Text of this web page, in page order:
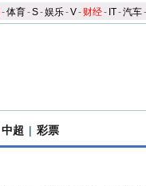
-体育-S-娱乐-V- 财经- IT-汽车-
中超 | 彩票